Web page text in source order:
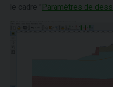
le cadre "Paramètres de